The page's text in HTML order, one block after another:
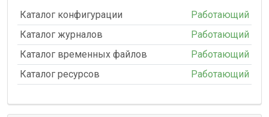
Каталог конфигурации
Работающий
Каталог журналов
Работающий
Каталог временных файлов
Работающий
Каталог ресурсов
Работающий